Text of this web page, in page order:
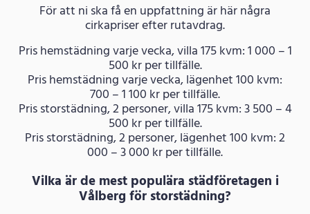
För att ni ska få en uppfattning är här några
cirkapriser efter rutavdrag.
Pris hemstädning varje vecka, villa 175 kvm: 1 000 – 1
500 kr per tillfälle.
Pris hemstädning varje vecka, lägenhet 100 kvm:
700 – 1 100 kr per tillfälle.
Pris storstädning, 2 personer, villa 175 kvm: 3 500 – 4
500 kr per tillfälle.
Pris storstädning, 2 personer, lägenhet 100 kvm: 2
000 – 3 000 kr per tillfälle.
Vilka är de mest populära städföretagen i
Vålberg för storstädning?